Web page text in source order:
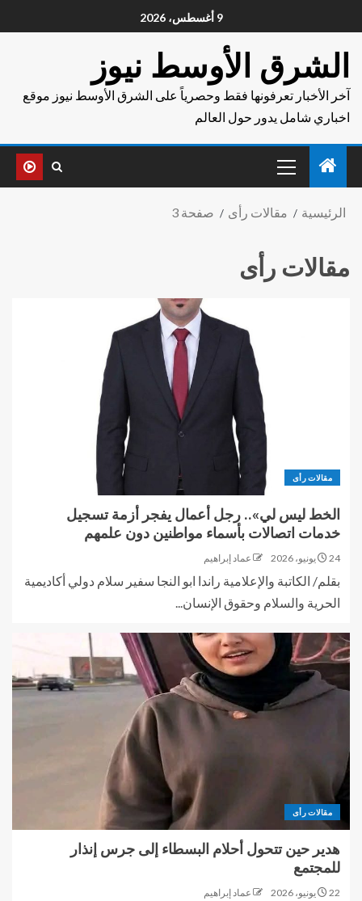
9 أغسطس، 2026
الشرق الأوسط نيوز
آخر الأخبار تعرفونها فقط وحصرياً على الشرق الأوسط نيوز موقع
اخباري شامل يدور حول العالم
الرئيسية مقالات رأى صفحة 3
مقالات رأى
مقالات رأى
الخط ليس لي».. رجل أعمال يفجر أزمة تسجيل
خدمات اتصالات بأسماء مواطنين دون علمهم
24 يونيو، 2026 عماد إبراهيم
بقلم/ الكاتبة والإعلامية راندا ابو النجا سفير سلام دولي أكاديمية
الحرية والسلام وحقوق الإنسان...
مقالات رأى
هدير حين تتحول أحلام البسطاء إلى جرس إنذار
للمجتمع
22 يونيو، 2026 عماد إبراهيم